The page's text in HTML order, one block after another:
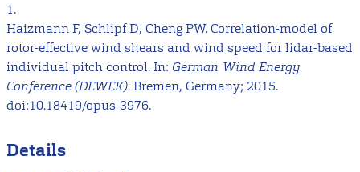
1.
Haizmann F, Schlipf D, Cheng PW. Correlation-model of
rotor-effective wind shears and wind speed for lidar-based
individual pitch control. In: German Wind Energy
Conference (DEWEK). Bremen, Germany; 2015.
doi:10.18419/opus-3976.
Details